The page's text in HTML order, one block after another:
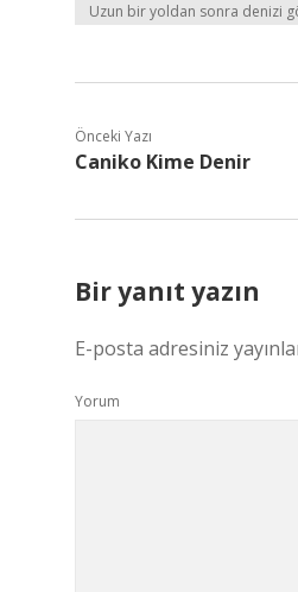
Uzun bir yoldan sonra denizi
Önceki Yazı
Caniko Kime Denir
Bir yanıt yazın
E-posta adresiniz
Yorum